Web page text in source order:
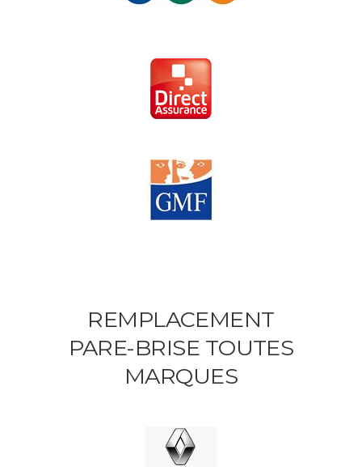
REMPLACEMENT
PARE-BRISE TOUTES
MARQUES